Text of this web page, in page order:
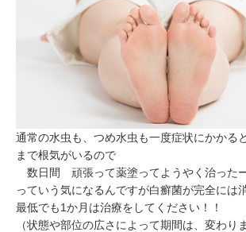
通常の水虫も、つめ水虫も一度症状にかかる
まで根気がいるので
数日間 頑張って薬塗ってようやく治った
っていう気になるんですが白癬菌が完全には
最低でも1か月は治療をしてください！！
（状態や部位の広さによって期間は、変わり